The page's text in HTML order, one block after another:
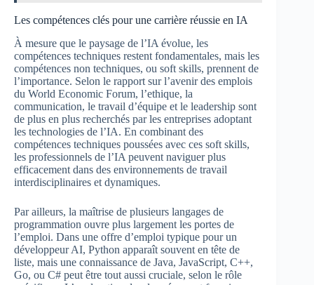
Les compétences clés pour une carrière réussie en IA
À mesure que le paysage de l’IA évolue, les
compétences techniques restent fondamentales, mais les
compétences non techniques, ou soft skills, prennent de
l’importance. Selon le rapport sur l’avenir des emplois
du World Economic Forum, l’ethique, la
communication, le travail d’équipe et le leadership sont
de plus en plus recherchés par les entreprises adoptant
les technologies de l’IA. En combinant des
compétences techniques poussées avec ces soft skills,
les professionnels de l’IA peuvent naviguer plus
efficacement dans des environnements de travail
interdisciplinaires et dynamiques.
Par ailleurs, la maîtrise de plusieurs langages de
programmation ouvre plus largement les portes de
l’emploi. Dans une offre d’emploi typique pour un
développeur AI, Python apparaît souvent en tête de
liste, mais une connaissance de Java, JavaScript, C++,
Go, ou C# peut être tout aussi cruciale, selon le rôle